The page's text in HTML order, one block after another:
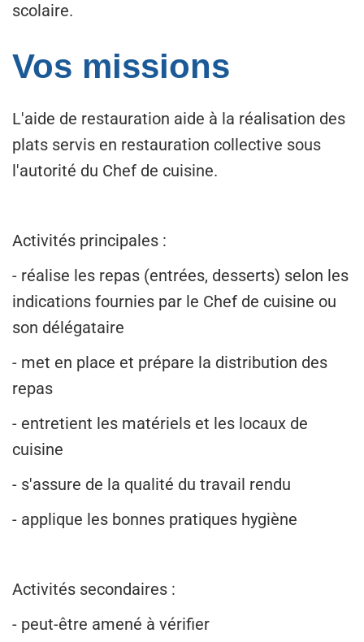
scolaire.
Vos missions
L'aide de restauration aide à la réalisation des
plats servis en restauration collective sous
l'autorité du Chef de cuisine.
Activités principales :
- réalise les repas (entrées, desserts) selon les
indications fournies par le Chef de cuisine ou
son délégataire
- met en place et prépare la distribution des
repas
- entretient les matériels et les locaux de
cuisine
- s'assure de la qualité du travail rendu
- applique les bonnes pratiques hygiène
Activités secondaires :
- peut-être amené à vérifier